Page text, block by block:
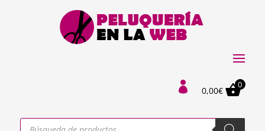
 0,00€
0
Búsqueda